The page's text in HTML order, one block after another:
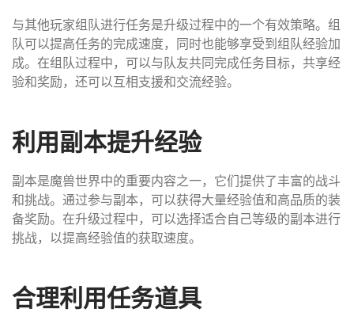
与其他玩家组队进行任务是升级过程中的一个有效策略。组
队可以提高任务的完成速度，同时也能够享受到组队经验加
成。在组队过程中，可以与队友共同完成任务目标，共享经
验和奖励，还可以互相支援和交流经验。
利用副本提升经验
副本是魔兽世界中的重要内容之一，它们提供了丰富的战斗
和挑战。通过参与副本，可以获得大量经验值和高品质的装
备奖励。在升级过程中，可以选择适合自己等级的副本进行
挑战，以提高经验值的获取速度。
合理利用任务道具